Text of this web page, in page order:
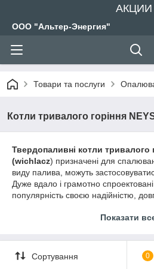
АКЦИИ
ООО "Альтер-Энергия"
Товари та послуги
Котли тривалого горіння
Твердопаливні котли тривалого
(wichlacz) призначені для
виду палива, можуть
Дуже вдало і грамотно
популярність своєю надійністю,
тривалістю горіння ( 8-24 год),
гарантія на котли ― 3 роки.
Показати
Сортування 0